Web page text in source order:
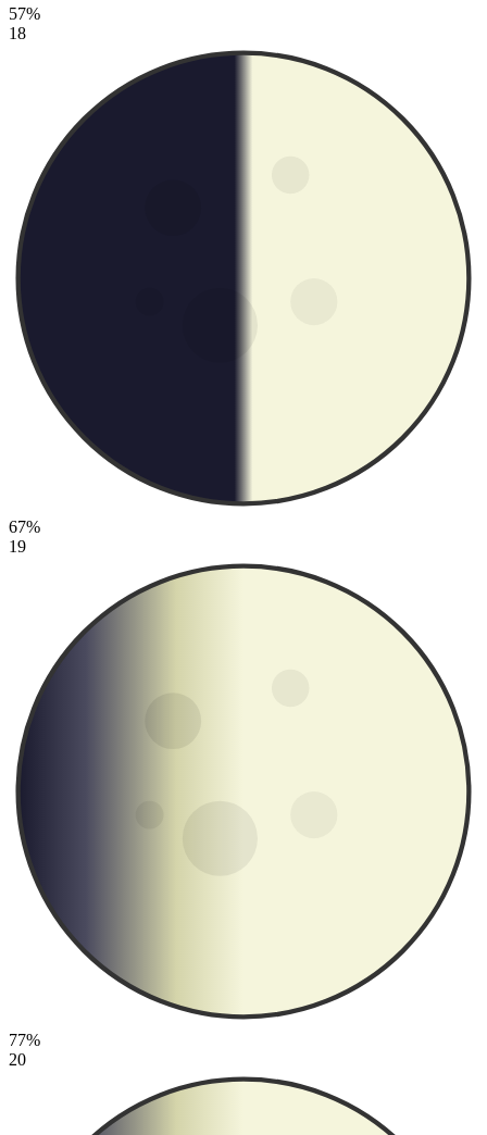
57%
18
67%
19
77%
20